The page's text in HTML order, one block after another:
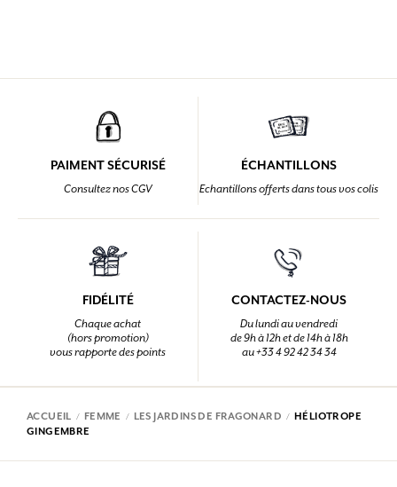
PAIMENT SÉCURISÉ
Consultez nos CGV
ÉCHANTILLONS
Echantillons offerts dans tous vos colis
FIDÉLITÉ
Chaque achat
(hors promotion)
vous rapporte des points
CONTACTEZ-NOUS
Du lundi au vendredi
de 9h à 12h et de 14h à 18h
au +33 4 92 42 34 34
ACCUEIL FEMME LES JARDINS DE FRAGONARD
HÉLIOTROPE
GINGEMBRE